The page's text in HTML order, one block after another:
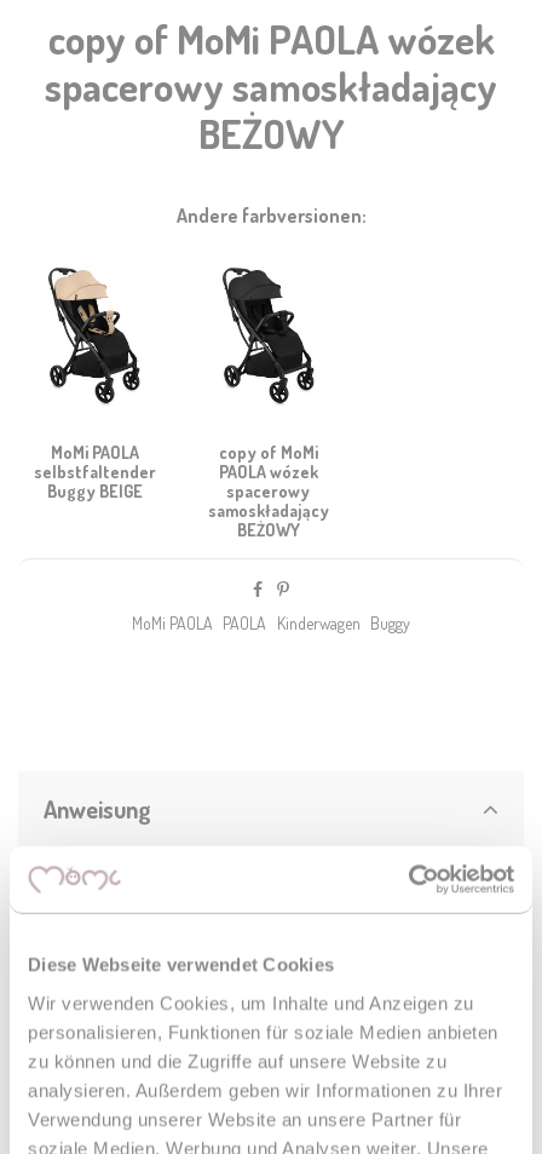
Diese Webseite verwendet Cookies
Wir verwenden Cookies, um Inhalte und Anzeigen zu
personalisieren, Funktionen für soziale Medien anbieten
zu können und die Zugriffe auf unsere Website zu
analysieren. Außerdem geben wir Informationen zu Ihrer
Verwendung unserer Website an unsere Partner für
soziale Medien, Werbung und Analysen weiter. Unsere
copy of MoMi PAOLA wózek
spacerowy samoskładający
BEŻOWY
Andere farbversionen:
MoMi PAOLA
selbstfaltender
Buggy BEIGE
copy of MoMi
PAOLA wózek
spacerowy
samoskładający
BEŻOWY
MoMi PAOLA PAOLA Kinderwagen Buggy
Anweisung
PAOLA_manual
Marka
Model